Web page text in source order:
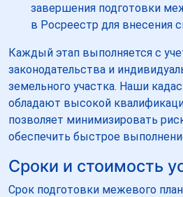
завершения подготовки
в Росреестр для внесения
Каждый этап выполняется с
законодательства и
земельного участка. Наши
обладают высокой
позволяет минимизировать
обеспечить быстрое
Сроки и стоимость
Срок подготовки межевого